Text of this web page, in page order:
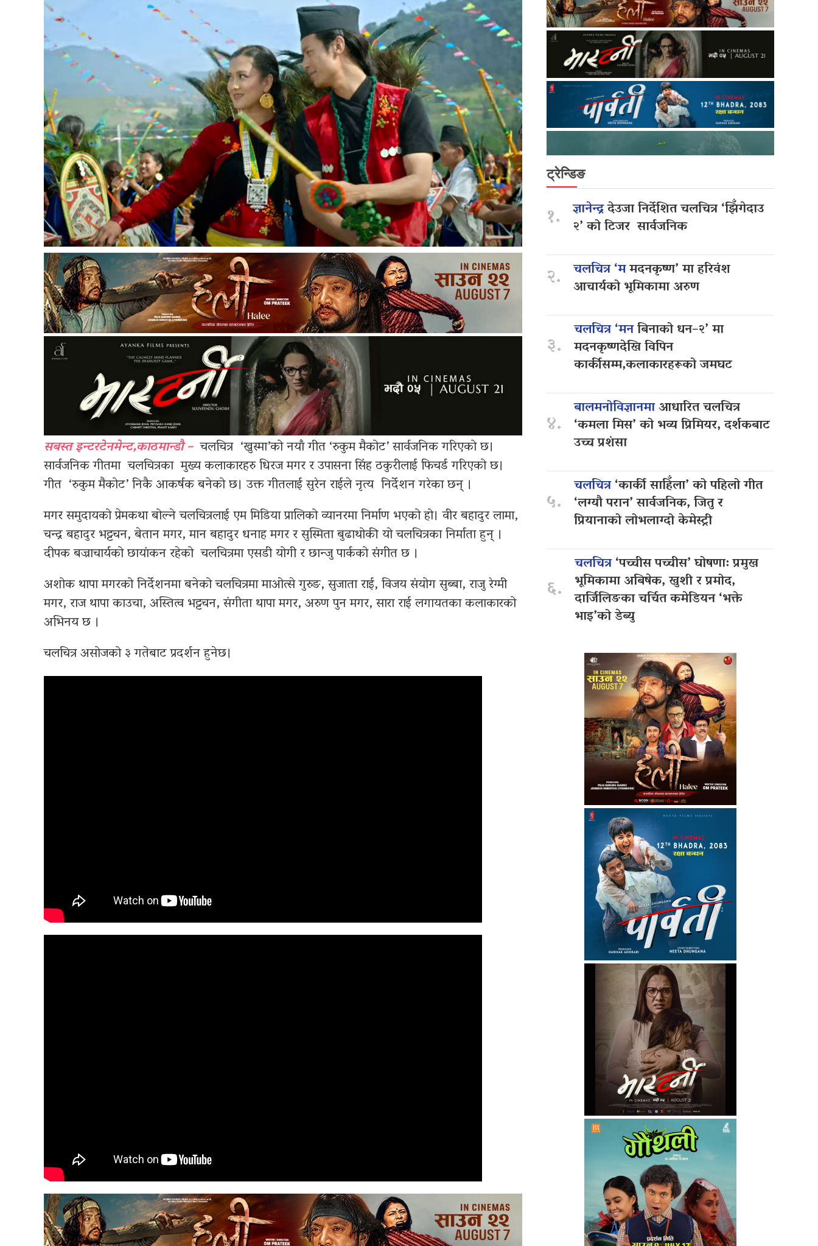
सबस्त इन्टरटेनमेन्ट,काठमान्डौ –चलचित्र ‘खुस्मा’को नयाँ गीत ‘रुकुम मैकोट’ सार्वजनिक गरिएको छ।
सार्वजनिक गीतमा चलचित्रका मुख्य कलाकारहरु धिरज मगर र उपासना सिंह ठकुरीलाई फिचर्ड गरिएको छ।
गीत ‘रुकुम मैकोट’ निकै आकर्षक बनेको छ। उक्त गीतलाई सुरेन राईले नृत्य निर्देशन गरेका छन् ।
मगर समुदायको प्रेमकथा बोल्ने चलचित्रलाई एम मिडिया प्रालिको व्यानरमा निर्माण भएको हो। वीर बहादुर लामा,
चन्द्र बहादुर भट्टचन, बेतान मगर, मान बहादुर धनाह मगर र सुस्मिता बुढाथोकी यो चलचित्रका निर्माता हुन् ।
दीपक बज्राचार्यको छायांकन रहेको चलचित्रमा एसडी योगी र छान्जु पार्कको संगीत छ ।
अशोक थापा मगरको निर्देशनमा बनेको चलचित्रमा माओत्से गुरुङ, सुजाता राई, विजय संयोग सुब्बा, राजु रेग्मी
मगर, राज थापा काउचा, अस्तित्व भट्टचन, संगीता थापा मगर, अरुण पुन मगर, सारा राई लगायतका कलाकारको
अभिनय छ ।
चलचित्र असोजको ३ गतेबाट प्रदर्शन हुनेछ।
ट्रेन्डिङ
१. ज्ञानेन्द्रदेउजा निर्देशित चलचित्र ‘झिँगेदाउ
२’ को टिजर सार्वजनिक
२. चलचित्र ‘ममदनकृष्ण’ मा हरिवंश
आचार्यको भूमिकामा अरुण
३.
चलचित्र ‘मनबिनाको धन–२’ मा
मदनकृष्णदेखि विपिन
कार्कीसम्म,कलाकारहरूको जमघट
४.
बालमनोविज्ञानमाआधारित चलचित्र
‘कमला मिस’ को भव्य प्रिमियर, दर्शकबाट
उच्च प्रशंसा
५.
चलचित्र‘कार्की साहिँला’ को पहिलो गीत
‘लग्यौ परान’ सार्वजनिक, जितु र
प्रियानाको लोभलाग्दो केमेस्ट्री
६.
चलचित्र‘पच्चीस पच्चीस’ घोषणा: प्रमुख
भूमिकामा अबिषेक, खुशी र प्रमोद,
दार्जिलिङका चर्चित कमेडियन ‘भक्ते
भाइ’को डेब्यु